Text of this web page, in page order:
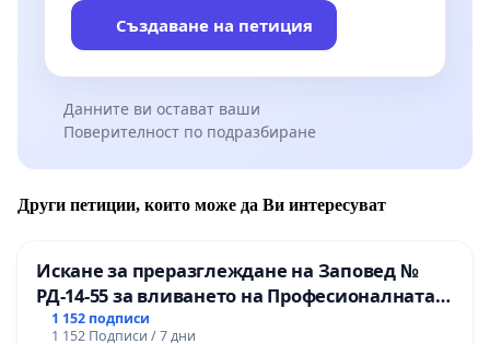
Създаване на петиция
Данните ви остават ваши
Поверителност по подразбиране
Други петиции, които може да Ви интересуват
Искане за преразглеждане на Заповед №
РД-14-55 за вливането на Професионалната
гимназия по промишлени технологии в
1 152 подписи
1 152 Подписи / 7 дни